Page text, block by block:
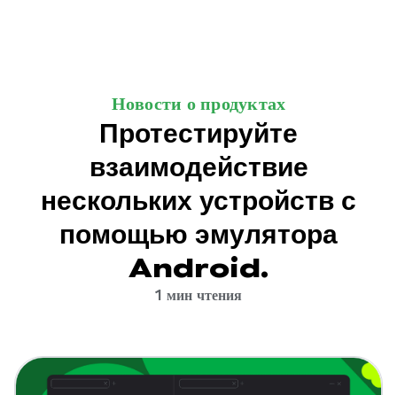
Новости о продуктах
Протестируйте
взаимодействие
нескольких устройств с
помощью эмулятора
Android.
1 мин чтения